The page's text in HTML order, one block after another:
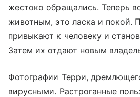
жестоко обращались. Теперь
животным, это ласка и покой.
привыкают к человеку и
Затем их отдают новым
Фотографии Терри,
вирусными. Растроганные